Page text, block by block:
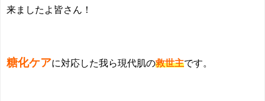
来ましたよ皆さん！
糖化ケアに対応した我ら現代肌の救世主です。